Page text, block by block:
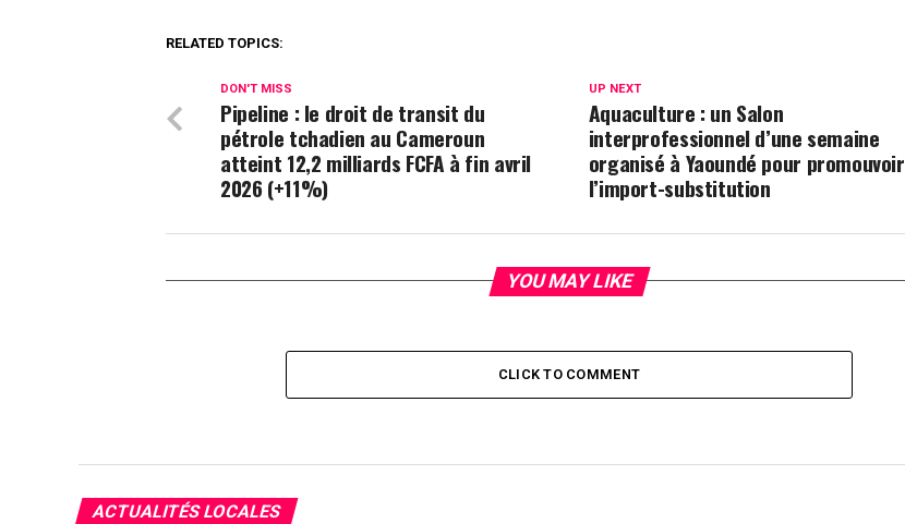
RELATED TOPICS:
UP NEXT
Aquaculture : un Salon
interprofessionnel d’une semaine
organisé à Yaoundé pour promouvoir
l’import-substitution
DON'T MISS
Pipeline : le droit de transit du
pétrole tchadien au Cameroun
atteint 12,2 milliards FCFA à fin avril
2026 (+11%)
YOU MAY LIKE
CLICK TO COMMENT
ACTUALITÉS LOCALES